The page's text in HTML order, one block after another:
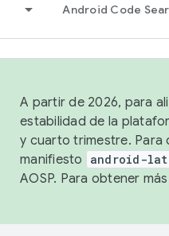
Android Code
A partir de 2026, para
estabilidad de la
y cuarto trimestre. Para
manifiesto
android-
AOSP. Para obtener